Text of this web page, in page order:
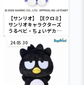
【サンリオ】【Eクロミ】
サンリオキャラクターズ
うるベビ・ちょいデカド
24.05.30